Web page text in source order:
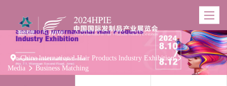
Toggle
 China lnternational Hair Products lndustry Exhibition 
Media  Business Matching